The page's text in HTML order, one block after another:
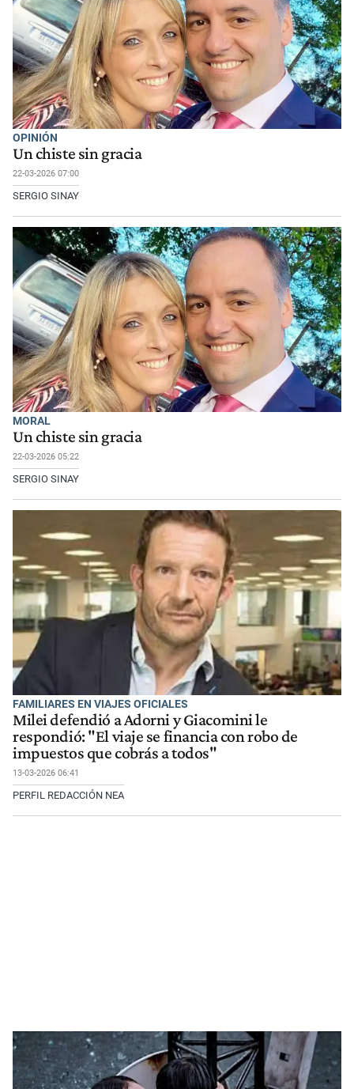
OPINIÓN
Un chiste sin gracia
22-03-2026 07:00
SERGIO SINAY
MORAL
Un chiste sin gracia
22-03-2026 05:22
SERGIO SINAY
FAMILIARES EN VIAJES OFICIALES
Milei defendió a Adorni y Giacomini le
respondió: "El viaje se financia con robo de
impuestos que cobrás a todos"
13-03-2026 06:41
PERFIL REDACCIÓN NEA